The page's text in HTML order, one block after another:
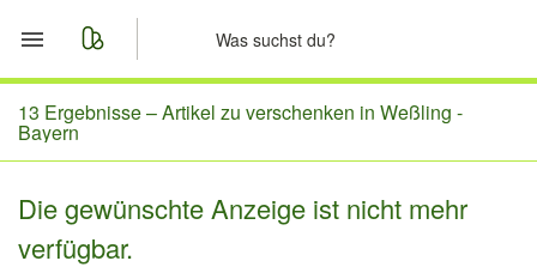
Start
Merkliste
Nachrichten
13 Ergebnisse –Artikel zu verschenken in Weßling -
Bayern
Die gewünschte Anzeige ist nicht mehr
verfügbar.